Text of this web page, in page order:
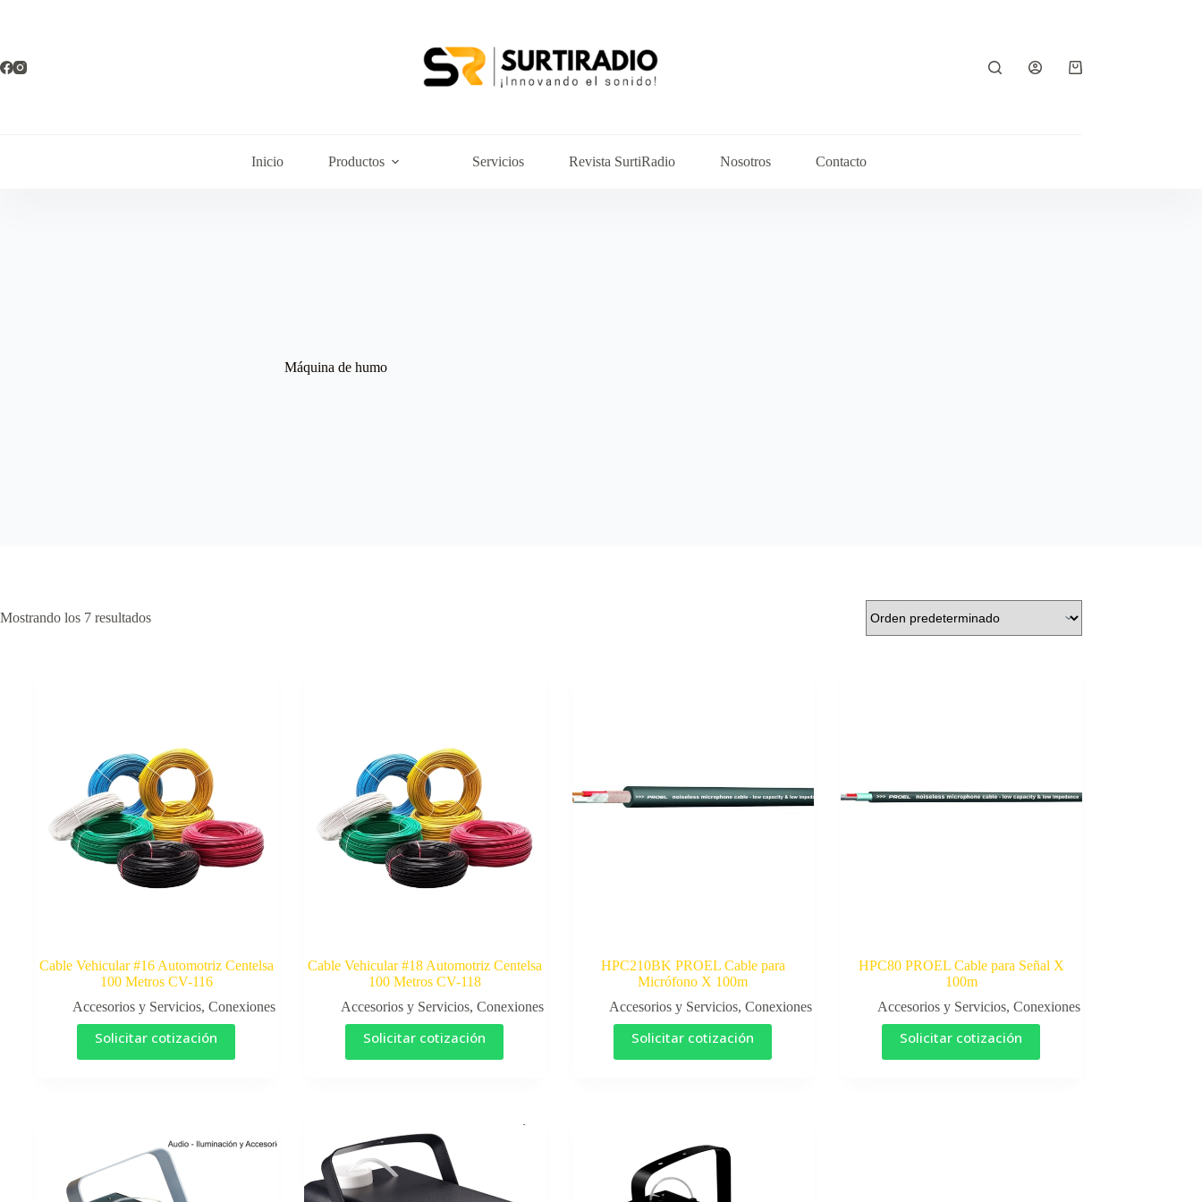
Inicio Productos Servicios Revista SurtiRadio Nosotros Contacto
Máquina de humo
Mostrando los 7 resultados
Cable Vehicular #16 Automotriz Centelsa
100 Metros CV-116
Accesorios y Servicios,Conexiones
Solicitar cotización
Cable Vehicular #18 Automotriz Centelsa
100 Metros CV-118
Accesorios y Servicios,Conexiones
Solicitar cotización
HPC210BK PROEL Cable para
Micrófono X 100m
Accesorios y Servicios,Conexiones
Solicitar cotización
HPC80 PROEL Cable para Señal X
100m
Accesorios y Servicios,Conexiones
Solicitar cotización